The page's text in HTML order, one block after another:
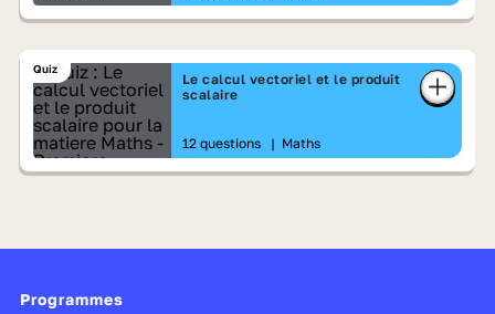
Quiz
Le calcul vectoriel et le produit
scalaire
12 questions | Maths
Programmes